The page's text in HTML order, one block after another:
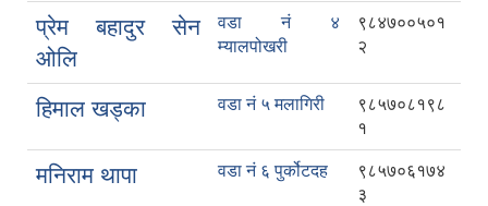
प्रेम बहादुर सेन
ओलि
वडा नं ४
म्यालपोखरी
९८४७००५०१
२
हिमाल खड्का वडा नं ५ मलागिरी
९८५७०८१९८
१
मनिराम थापा वडा नं ६ पुर्कोटदह
९८५७०६१७४
३